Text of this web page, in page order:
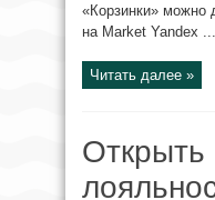
«Корзинки» можно
на Market Yandex ...
Читать далее »
Открыть